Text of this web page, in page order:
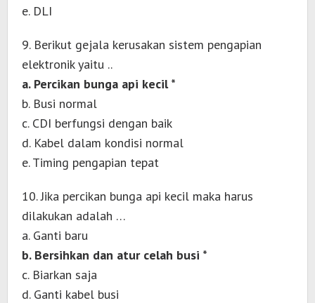
e. DLI
9. Berikut gejala kerusakan sistem pengapian
elektronik yaitu ..
a. Percikan bunga api kecil *
b. Busi normal
c. CDI berfungsi dengan baik
d. Kabel dalam kondisi normal
e. Timing pengapian tepat
10. Jika percikan bunga api kecil maka harus
dilakukan adalah …
a. Ganti baru
b. Bersihkan dan atur celah busi *
c. Biarkan saja
d. Ganti kabel busi